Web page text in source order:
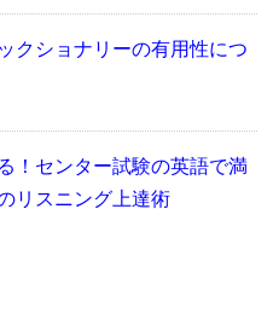
クショナリーの有用性につ
！センター試験の英語で満
リスニング上達術